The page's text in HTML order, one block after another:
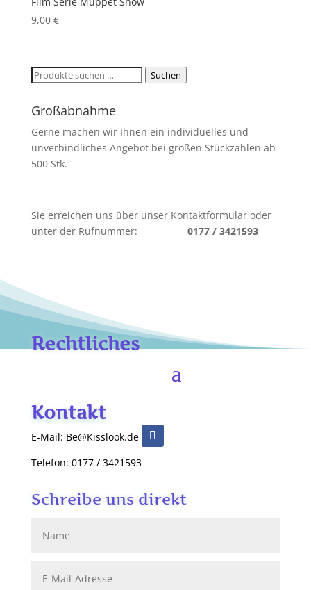
9,00 €
Suchen
Suchen
Großabnahme
Gerne machen wir Ihnen ein individuelles und
unverbindliches Angebot bei großen Stückzahlen ab
500 Stk.
Sie erreichen uns über unser Kontaktformular oder
unter der Rufnummer: 0177 / 3421593
Rechtliches
Kontakt
E-Mail: Be@Kisslook.de
Telefon: 0177 / 3421593
Schreibe uns direkt